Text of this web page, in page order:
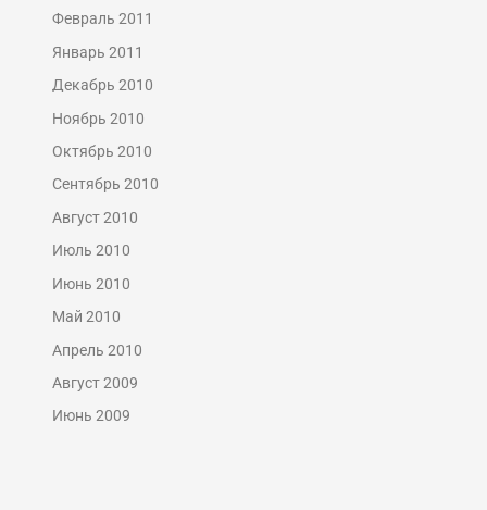
Февраль 2011
Январь 2011
Декабрь 2010
Ноябрь 2010
Октябрь 2010
Сентябрь 2010
Август 2010
Июль 2010
Июнь 2010
Май 2010
Апрель 2010
Август 2009
Июнь 2009